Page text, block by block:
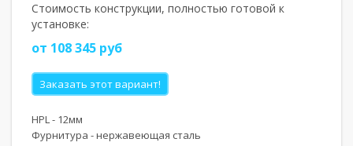
Стоимость конструкции, полностью готовой к
установке:
от 108 345 руб
Заказать этот вариант!
HPL - 12мм
Фурнитура - нержавеющая сталь